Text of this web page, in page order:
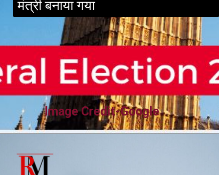
Image Credit-Google
मंत्री बनाया गया